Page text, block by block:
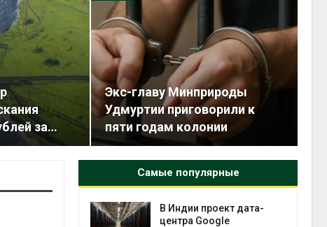
за…
Экс-главу Минприроды
Удмуртии приговорили к
пяти годам колонии
Самые популярные
Дождевая вода с крыш
может помочь городам